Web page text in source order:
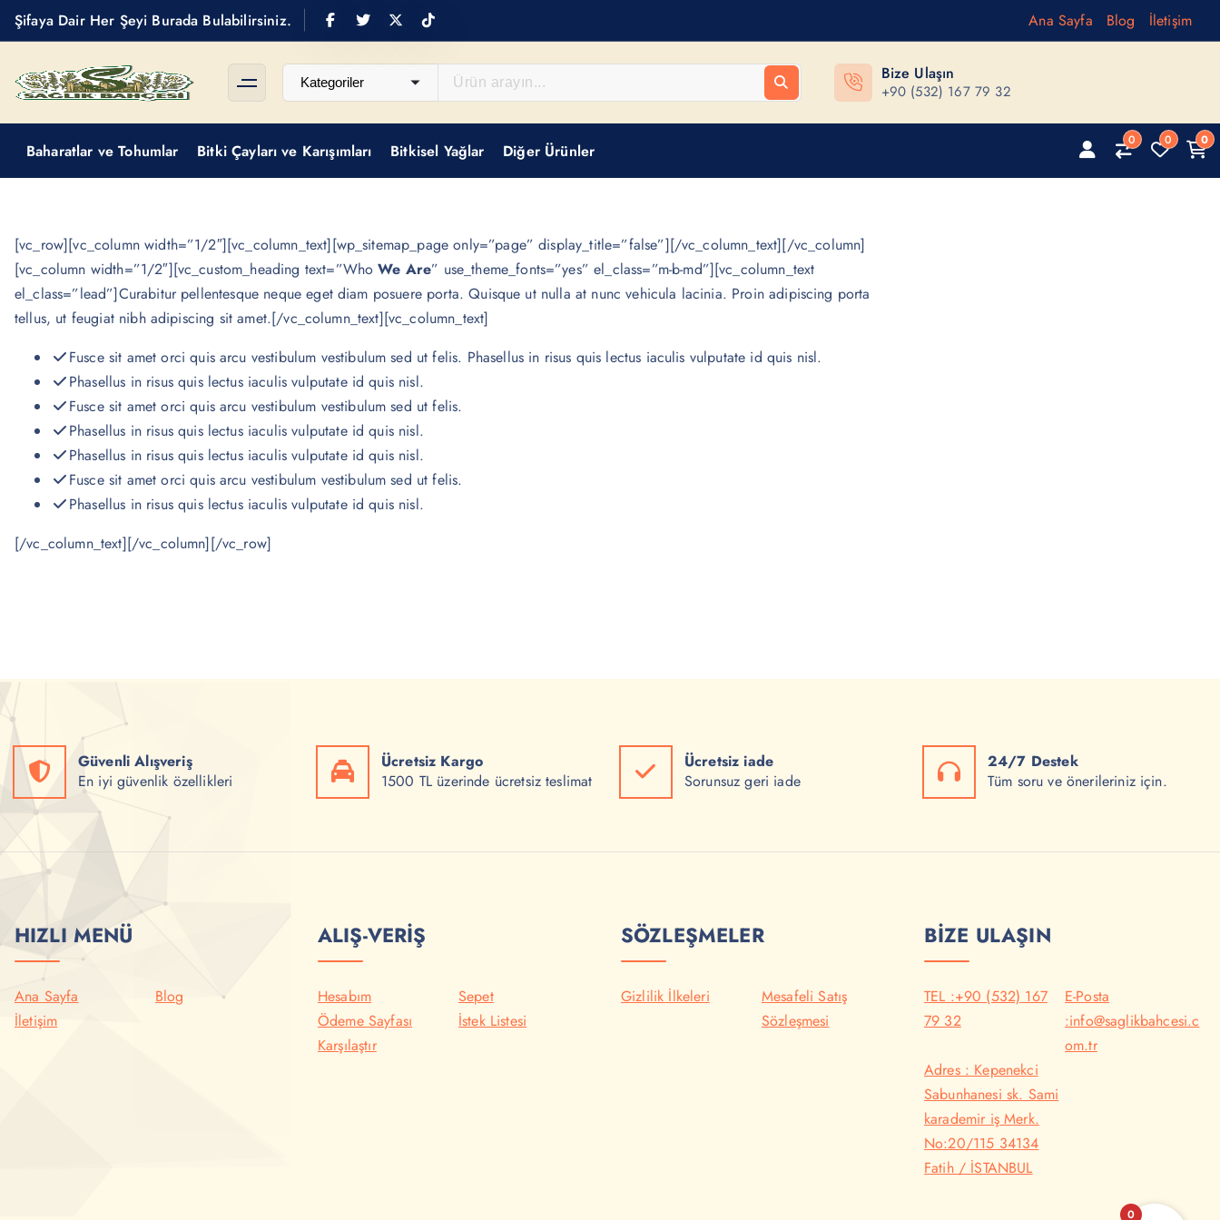
k
o
Şifaya Dair Her Şeyi Burada Bulabilirsiniz. Ana Sayfa Blog İletişim
Bize Ulaşın
+90 (532) 167 79 32
Baharatlar ve Tohumlar Bitki Çayları ve Karışımları Bitkisel Yağlar Diğer Ürünler
0 0 0
[vc_row][vc_column width=”1/2″][vc_column_text][wp_sitemap_page only=”page” display_title=”false”][/vc_column_text][/vc_column]
[vc_column width=”1/2″][vc_custom_heading text=”WhoWe Are” use_theme_fonts=”yes” el_class=”m-b-md”][vc_column_text
el_class=”lead”]Curabitur pellentesque neque eget diam posuere porta. Quisque ut nulla at nunc vehicula lacinia. Proin adipiscing porta
tellus, ut feugiat nibh adipiscing sit amet.[/vc_column_text][vc_column_text]
Fusce sit amet orci quis arcu vestibulum vestibulum sed ut felis. Phasellus in risus quis lectus iaculis vulputate id quis nisl.
Phasellus in risus quis lectus iaculis vulputate id quis nisl.
Fusce sit amet orci quis arcu vestibulum vestibulum sed ut felis.
Phasellus in risus quis lectus iaculis vulputate id quis nisl.
Phasellus in risus quis lectus iaculis vulputate id quis nisl.
Fusce sit amet orci quis arcu vestibulum vestibulum sed ut felis.
Phasellus in risus quis lectus iaculis vulputate id quis nisl.
[/vc_column_text][/vc_column][/vc_row]
Güvenli Alışveriş
En iyi güvenlik özellikleri
Ücretsiz Kargo
1500 TL üzerinde ücretsiz teslimat
Ücretsiz iade
Sorunsuz geri iade
24/7 Destek
Tüm soru ve önerileriniz için.
HIZLI MENÜ
Ana Sayfa
Blog
İletişim
ALIŞ-VERİŞ
Hesabım
Sepet
Ödeme Sayfası
İstek Listesi
Karşılaştır
SÖZLEŞMELER
Gizlilik İlkeleri
Mesafeli Satış
Sözleşmesi
BİZE ULAŞIN
TEL :+90 (532) 167
79 32
E-Posta
:info@saglikbahcesi.c
om.tr
Adres : Kepenekci
Sabunhanesi sk. Sami
karademir iş Merk.
No:20/115 34134
Fatih / İSTANBUL
0